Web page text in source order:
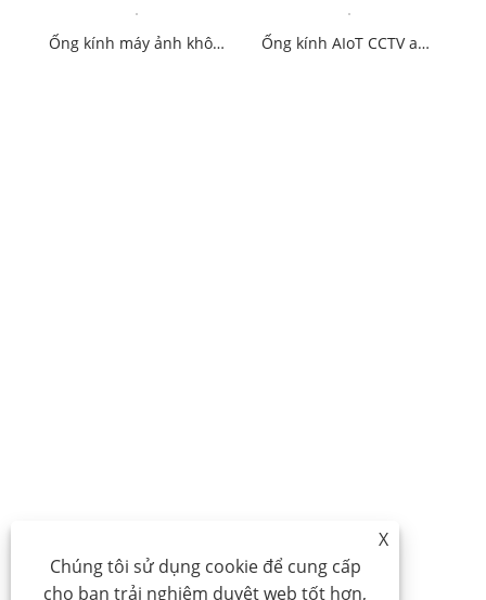
Ống kính máy ảnh không người lái MF F1.6 4.0mm 1/2.7" M12 FPV PL066 Ống kính AIoT CCTV an ninh M12 F2.4 2.8mm 1/2.7"
X
Chúng tôi sử dụng cookie để cung cấp
cho bạn trải nghiệm duyệt web tốt hơn,